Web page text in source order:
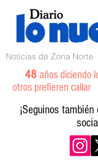
Noticias de Zona Norte
48 años diciendo
otros prefieren
¡Seguinos